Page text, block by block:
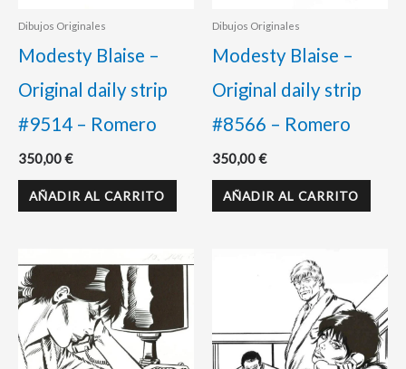
Dibujos Originales
Modesty Blaise –
Original daily strip
#9514 – Romero
350,00€
AÑADIR AL CARRITO
Dibujos Originales
Modesty Blaise –
Original daily strip
#8566 – Romero
350,00€
AÑADIR AL CARRITO